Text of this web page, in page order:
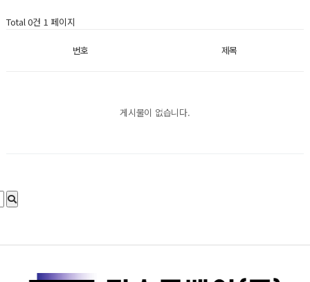
Total 0건 1 페이지
번호 제목
게시물이 없습니다.